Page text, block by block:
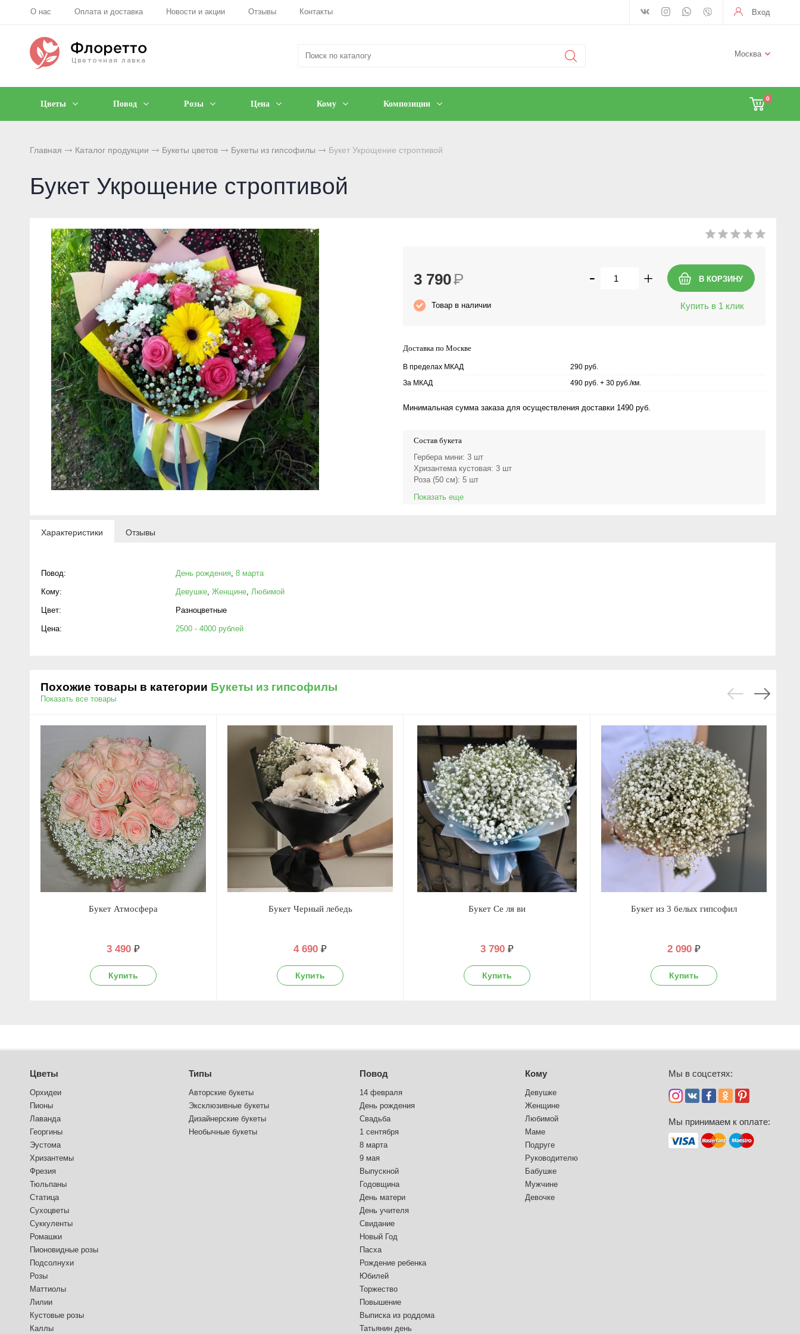
О нас Оплата и доставка Новости и акции Отзывы Контакты Вход
Москва
0
Цветы Повод Розы Цена Кому Композиции
Главная Каталог продукции Букеты цветов Букеты из гипсофилы Букет Укрощение строптивой
Букет Укрощение строптивой
- +
Купить в 1 клик
3 790Р
Товар в наличии
Доставка по Москве
В пределах МКАД
290 руб.
За МКАД
490 руб. + 30 руб./км.
Минимальная сумма заказа для осуществления доставки 1490 руб.
Состав букета
Гербера мини: 3 шт
Хризантема кустовая: 3 шт
Роза (50 см): 5 шт
Показать еще
Характеристики Отзывы
Повод: День рождения, 8 марта
Кому: Девушке, Женщине, Любимой
Цвет: Разноцветные
Цена: 2500 - 4000 рублей
Похожие товары в категории Букеты из гипсофилы
Показать все товары
Букет Атмосфера
3 490 ₽
Букет Черный лебедь
4 690 ₽
Букет Се ля ви
3 790 ₽
Букет из 3 белых гипсофил
2 090 ₽
Цветы
Орхидеи
Пионы
Лаванда
Георгины
Эустома
Хризантемы
Фрезия
Тюльпаны
Статица
Сухоцветы
Суккуленты
Ромашки
Пионовидные розы
Подсолнухи
Розы
Маттиолы
Лилии
Кустовые розы
Каллы
Типы
Авторские букеты
Эксклюзивные букеты
Дизайнерские букеты
Необычные букеты
Повод
14 февраля
День рождения
Свадьба
1 сентября
8 марта
9 мая
Выпускной
Годовщина
День матери
День учителя
Свидание
Новый Год
Пасха
Рождение ребенка
Юбилей
Торжество
Повышение
Выписка из роддома
Татьянин день
Кому
Девушке
Женщине
Любимой
Маме
Подруге
Руководителю
Бабушке
Мужчине
Девочке
Мы в соцсетях:
Мы принимаем к оплате: